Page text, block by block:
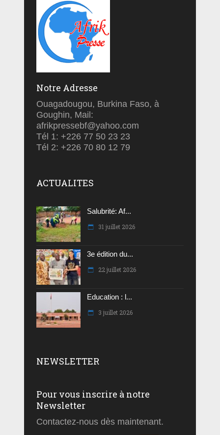
Notre Adresse
Ouagadougou, Burkina Faso, à
Goughin, Mail:
afrikpressebf@yahoo.com
Tél 1: +226 77 50 23 23
Tél 2: +226 70 80 12 79
ACTUALITES
Salubrité: Af...
31 juillet 2026
3e édition du...
22 juillet 2026
Education : l...
3 juillet 2026
NEWSLETTER
Pour vous inscrire à notre
Newsletter
Contactez-nous dès maintenant.